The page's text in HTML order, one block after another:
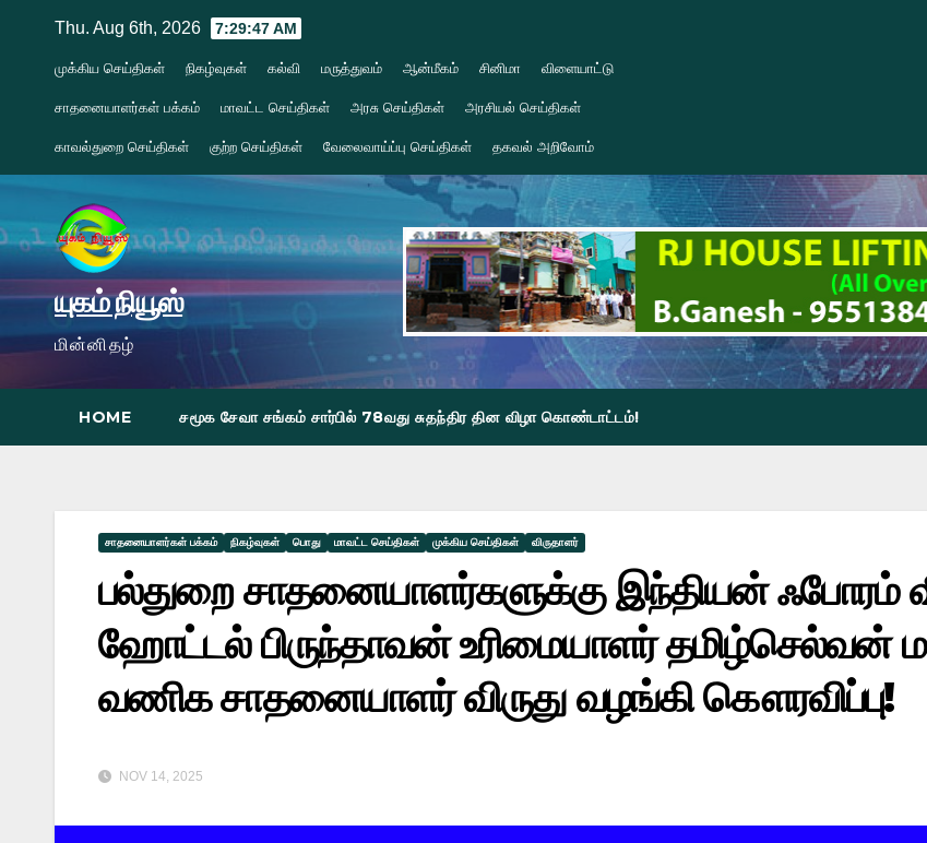
content
Thu. Aug 6th, 2026 7:29:49 AM
முக்கிய செய்திகள் நிகழ்வுகள் கல்வி மருத்துவம் ஆன்மீகம் சினிமா விளையாட்டு
சாதனையாளர்கள் பக்கம் மாவட்ட செய்திகள் அரசு செய்திகள் அரசியல் செய்திகள்
காவல்துறை செய்திகள் குற்ற செய்திகள் வேலைவாய்ப்பு செய்திகள் தகவல் அறிவோம்
யுகம் நியூஸ்
மின்னிதழ்
HOME சமூக சேவா சங்கம் சார்பில் 78வது சுதந்திர தின விழா கொண்டாட்டம்!
சாதனையாளர்கள் பக்கம் நிகழ்வுகள் பொது மாவட்ட செய்திகள் முக்கிய செய்திகள் விருதாளர்
பல்துறை சாதனையாளர்களுக்கு இந்தியன் ஃபோரம்
ஹோட்டல் பிருந்தாவன் உரிமையாளர் தமிழ்செல்வன்
வணிக சாதனையாளர் விருது வழங்கி கௌரவிப்பு!
NOV 14, 2025